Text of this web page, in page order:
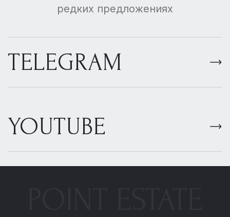
редких предложениях
TELEGRAM
YOUTUBE